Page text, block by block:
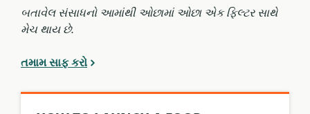
બતાવેલ સંસાધનો આમાંથી ઓછામાં ઓછા એક ફિલ્ટર સાથે
મેચ થાય છે.
તમામ સાફ કરો